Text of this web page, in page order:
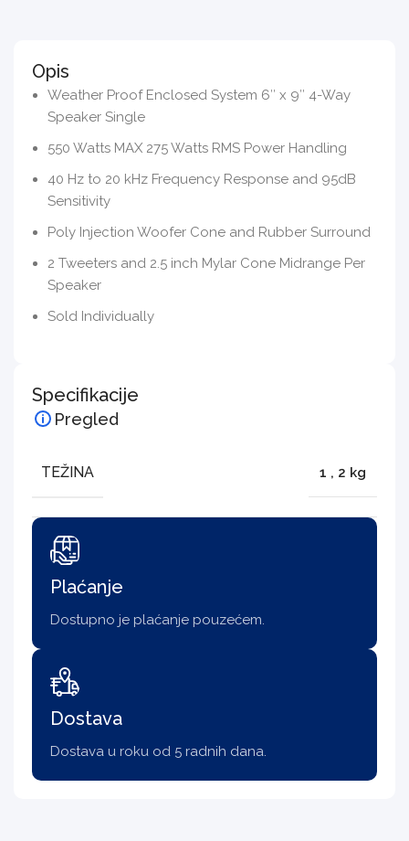
Opis
Weather Proof Enclosed System 6″ x 9″ 4-Way
Speaker Single
550 Watts MAX 275 Watts RMS Power Handling
40 Hz to 20 kHz Frequency Response and 95dB
Sensitivity
Poly Injection Woofer Cone and Rubber Surround
2 Tweeters and 2.5 inch Mylar Cone Midrange Per
Speaker
Sold Individually
Specifikacije
Pregled
TEŽINA 1 , 2 kg
Plaćanje
Dostupno je plaćanje pouzećem.
Dostava
Dostava u roku od 5 radnih dana.